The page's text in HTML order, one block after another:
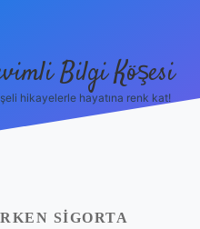
Bilgi Köşesi
hikayelerle hayatına renk kat!
SIGORTA